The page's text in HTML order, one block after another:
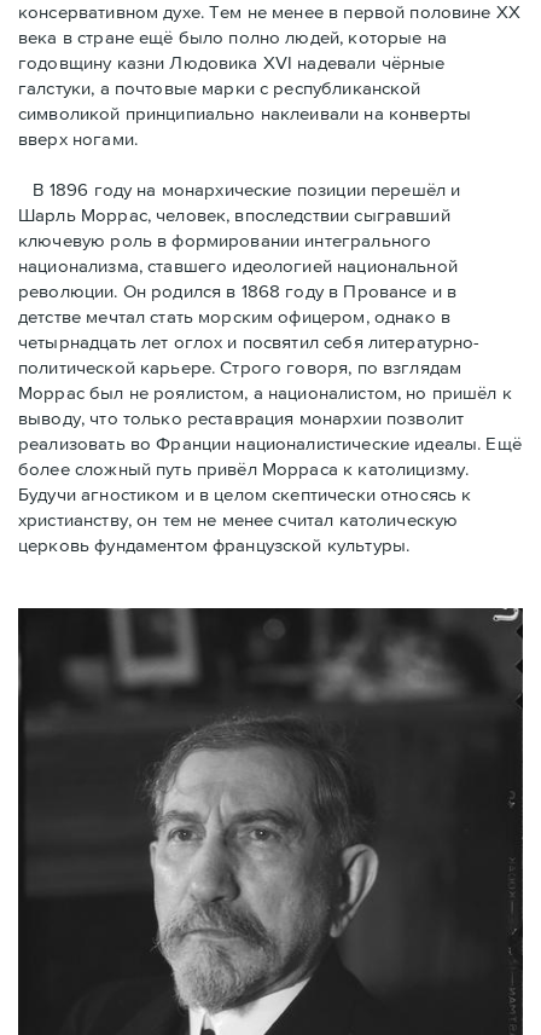
консервативном духе. Тем не менее в первой половине ХХ
века в стране ещё было полно людей, которые на
годовщину казни Людовика XVI надевали чёрные
галстуки, а почтовые марки с республиканской
символикой принципиально наклеивали на конверты
вверх ногами.
В 1896 году на монархические позиции перешёл и
Шарль Моррас, человек, впоследствии сыгравший
ключевую роль в формировании интегрального
национализма, ставшего идеологией национальной
революции. Он родился в 1868 году в Провансе и в
детстве мечтал стать морским офицером, однако в
четырнадцать лет оглох и посвятил себя литературно-
политической карьере. Строго говоря, по взглядам
Моррас был не роялистом, а националистом, но пришёл к
выводу, что только реставрация монархии позволит
реализовать во Франции националистические идеалы. Ещё
более сложный путь привёл Морраса к католицизму.
Будучи агностиком и в целом скептически относясь к
христианству, он тем не менее считал католическую
церковь фундаментом французской культуры.